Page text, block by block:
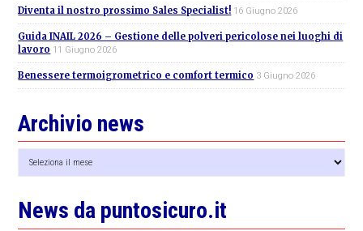
Diventa il nostro prossimo Sales Specialist! 16 Giugno 2026
Guida INAIL 2026 – Gestione delle polveri pericolose nei luoghi di
lavoro 11 Giugno 2026
Benessere termoigrometrico e comfort termico 3 Giugno 2026
Archivio news
news
News da puntosicuro.it